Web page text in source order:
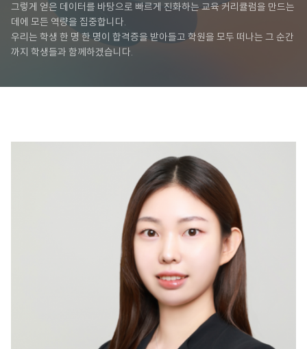
그렇게 얻은 데이터를 바탕으로 빠르게 진화하는 교육 커리큘럼을 만드는
데에 모든 역량을 집중합니다.
우리는 학생 한 명 한 명이 합격증을 받아들고 학원을 모두 떠나는 그 순간
까지 학생들과 함께하겠습니다.